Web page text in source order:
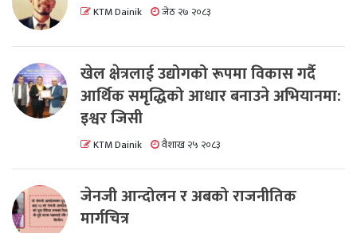
KTM Dainik जेठ २७ २०८३
खेल क्षेत्रलाई उद्योगको रूपमा विकास गर्दै
आर्थिक समृद्धिको आधार बनाउने अभियानमा:
इश्वर जिसी
KTM Dainik वैशाख २५ २०८३
जेनजी आन्दोलन र अबको राजनीतिक
मार्गचित्र